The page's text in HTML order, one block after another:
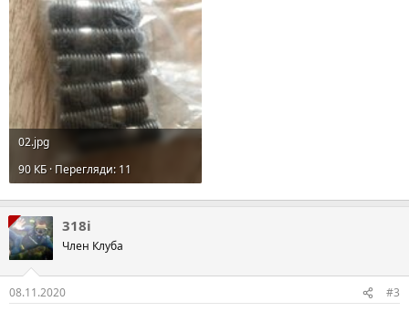
02.jpg
90 КБ · Перегляди: 11
318i
Член Клуба
08.11.2020 #3